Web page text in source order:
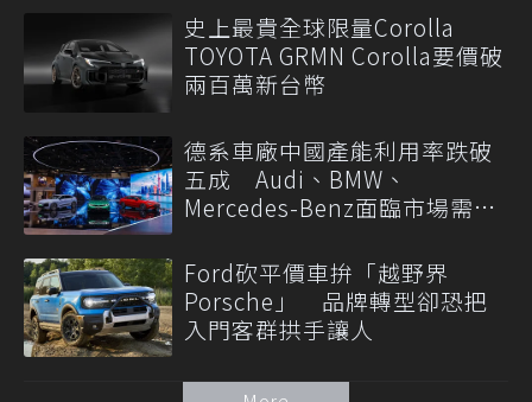
史上最貴全球限量Corolla
TOYOTA GRMN Corolla要價破
兩百萬新台幣
德系車廠中國產能利用率跌破
五成 Audi、BMW、
Mercedes-Benz面臨市場需求
Ford砍平價車拚「越野界
Porsche」 品牌轉型卻恐把
入門客群拱手讓人